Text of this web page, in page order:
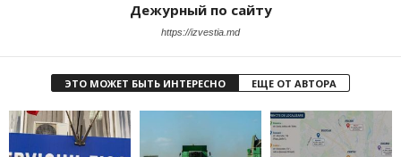
Дежурный по сайту
https://izvestia.md
ЭТО МОЖЕТ БЫТЬ ИНТЕРЕСНО ЕЩЕ ОТ АВТОРА